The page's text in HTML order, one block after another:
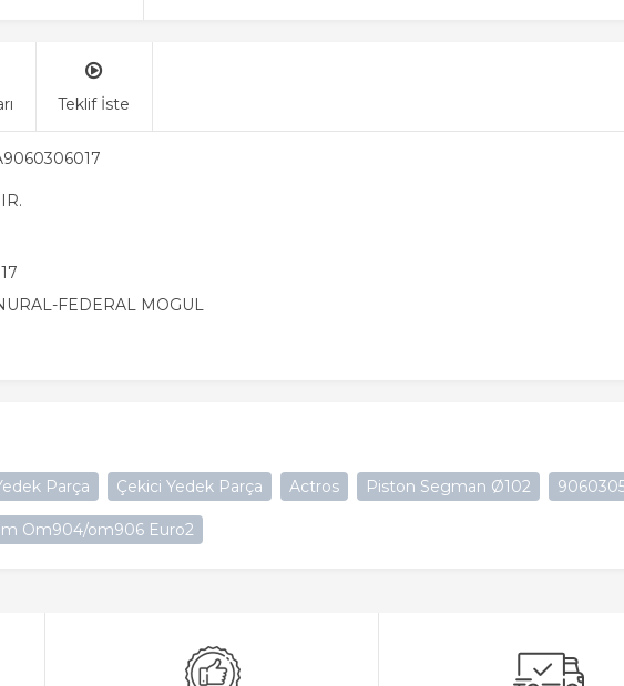
Teklif İste
FEDERAL MOGUL
Parça Çekici Yedek Parça Actros Piston Segman Ø102
Om904/om906 Euro2